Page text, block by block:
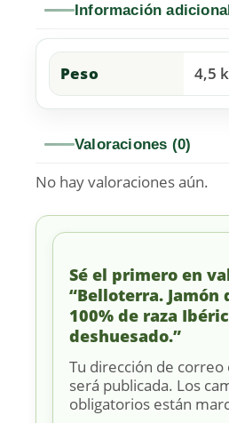
Información
Peso 4,5
Valoraciones (0)
No hay valoraciones aún.
Sé el primero en
“Belloterra. Jamón
100% de raza
deshuesado.”
Tu dirección de
será publicada. Los
obligatorios están